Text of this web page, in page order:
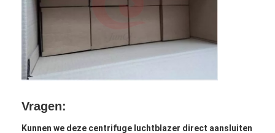
Vragen:
Kunnen we deze centrifuge luchtblazer direct aansluiten